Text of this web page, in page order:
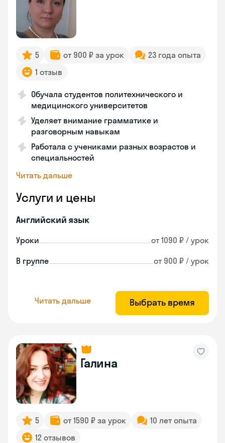
5 от 900 ₽ за урок
23 года опыта
1 отзыв
Обучала студентов политехнического и
медицинского университетов
Уделяет внимание грамматике и
разговорным навыкам
Работала с учениками разных возрастов и
специальностей
Читать дальше
Услуги и цены
Английский язык
Уроки от 1090 ₽ / урок
В группе от 900 ₽ / урок
Читать дальше Выбрать время
Галина
5 от 1590 ₽ за урок
10 лет опыта
12 отзывов